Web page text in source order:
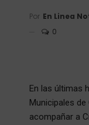
Por En Linea
0
En las últimas
Municipales
acompañar a